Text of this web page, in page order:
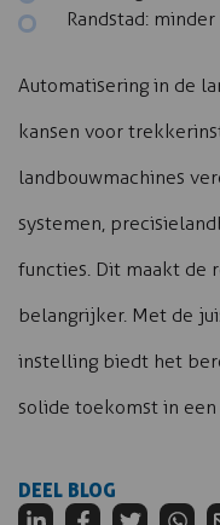
Randstad:
Automatisering in de
kansen voor
landbouwmachines
systemen,
functies. Dit maakt de
belangrijker. Met de
instelling biedt het
solide toekomst in
DEEL BLOG